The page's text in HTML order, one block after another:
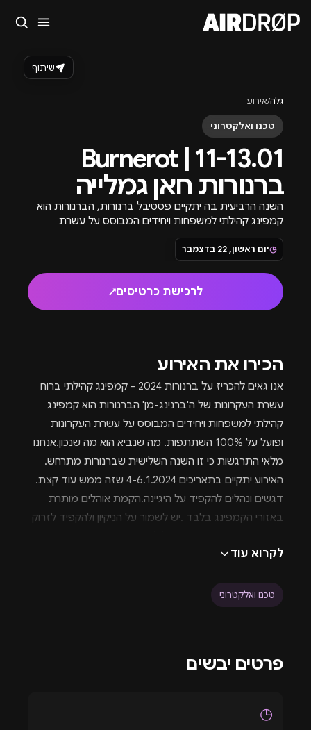
גלה/אירוע
טכנו ואלקטרוני
11-13.01 | Burnerot
ברנורות חאן גמלייה
השנה הרביעית בה יתקיים פסטיבל ברנורות, הברנורות הוא
קמפינג קהילתי למשפחות ויחידים המבוסס על עשרת
העקרונות ופועל על 100% השתתפות.
◷יום ראשון, 22 בדצמבר
לרכישת כרטיסים↗
שיתוף
הכירו את האירוע
אנו גאים להכריז על ברנורות 2024 - קמפינג קהילתי ברוח
עשרת העקרונות של ה'ברנינג-מן' הברנורות הוא קמפינג
קהילתי למשפחות ויחידים המבוסס על עשרת העקרונות
ופועל על 100% השתתפות. מה שנביא הוא מה שנכון.אנחנו
מלאי התרגשות כי זו השנה השלישית שברנורות מתרחש.
האירוע יתקיים בתאריכים 4-6.1.2024 שזה ממש עוד קצת.
דגשים ונהלים להקפיד על היגיינה.הקמת אוהלים מותרת
באזורי הקמפינג בלבד .יש לשמור על הניקיון ולהקפיד לזרוק
פעמייםיש להשמע להנחיות צוות המקום.יש להקפיד על כל
פתוחה לכל הקהילה אך ההפקה לא מתחייבת לכבד כל רוכש
לקרוא עוד
טכנו ואלקטרוני
פרטים יבשים
◷
סגור